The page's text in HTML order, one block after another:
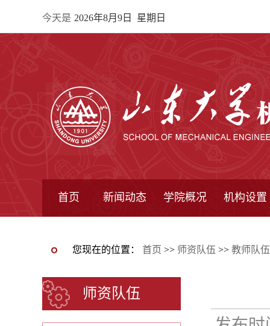
今天是 2026年8月9日 星期日
首页 新闻动态 学院概况 机构设置
您现在的位置： 首页 >> 师资队伍 >> 教师队伍
师资队伍